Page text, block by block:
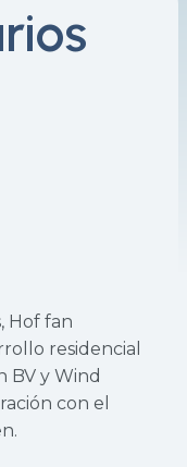
Hof fan
residencial
BV y Wind
con el